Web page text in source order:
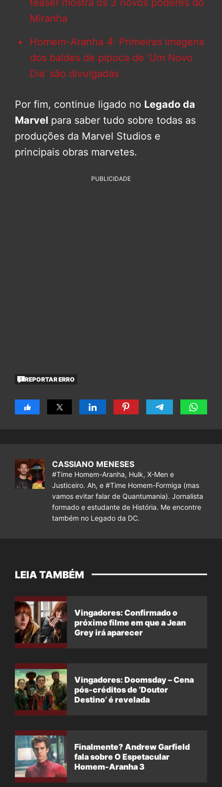
teaser mostra os 3 novos poderes do
Miranha
Homem-Aranha 4: Primeiras imagens
dos baldes de pipoca de ‘Um Novo
Dia’ são divulgadas
Por fim, continue ligado no Legado da
Marvel para saber tudo sobre todas as
produções da Marvel Studios e
principais obras marvetes.
PUBLICIDADE
REPORTAR ERRO
CASSIANO MENESES
#Time Homem-Aranha, Hulk, X-Men e
Justiceiro. Ah, e #Time Homem-Formiga (mas
vamos evitar falar de Quantumania). Jornalista
formado e estudante de História. Me encontre
também no Legado da DC.
LEIA TAMBÉM
Vingadores: Confirmado o
próximo filme em que a Jean
Grey irá aparecer
Vingadores: Doomsday – Cena
pós-créditos de ‘Doutor
Destino’ é revelada
Finalmente? Andrew Garfield
fala sobre O Espetacular
Homem-Aranha 3